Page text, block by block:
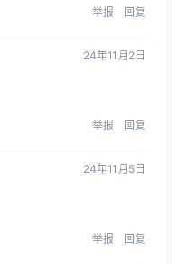
举报 回复
24年11月2日
举报 回复
24年11月5日
举报 回复